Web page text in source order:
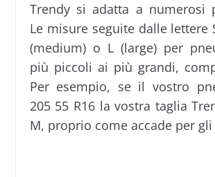
Trendy si adatta a numerosi
Le misure seguite dalle lettere
(medium) o L (large) per
più piccoli ai più grandi,
Per esempio, se il vostro
205 55 R16 la vostra taglia
M, proprio come accade per